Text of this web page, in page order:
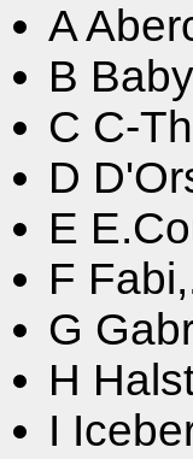
A
B
C C-
D
E
F
G
H
I